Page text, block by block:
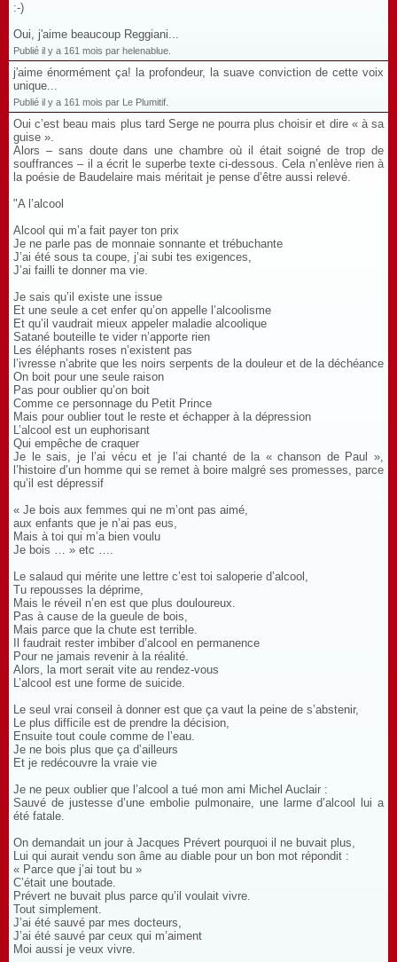
:-)
Oui, j'aime beaucoup Reggiani...
Publié il y a 161 mois par helenablue.
j'aime énormément ça! la profondeur, la suave conviction de cette voix
unique...
Publié il y a 161 mois par Le Plumitif.
Oui c’est beau mais plus tard Serge ne pourra plus choisir et dire « à sa
guise ».
Alors – sans doute dans une chambre où il était soigné de trop de
souffrances – il a écrit le superbe texte ci-dessous. Cela n’enlève rien à
la poésie de Baudelaire mais méritait je pense d’être aussi relevé.
"A l’alcool
Alcool qui m’a fait payer ton prix
Je ne parle pas de monnaie sonnante et trébuchante
J’ai été sous ta coupe, j’ai subi tes exigences,
J’ai failli te donner ma vie.
Je sais qu’il existe une issue
Et une seule a cet enfer qu’on appelle l’alcoolisme
Et qu’il vaudrait mieux appeler maladie alcoolique
Satané bouteille te vider n’apporte rien
Les éléphants roses n’existent pas
l’ivresse n’abrite que les noirs serpents de la douleur et de la déchéance
On boit pour une seule raison
Pas pour oublier qu’on boit
Comme ce personnage du Petit Prince
Mais pour oublier tout le reste et échapper à la dépression
L’alcool est un euphorisant
Qui empêche de craquer
Je le sais, je l’ai vécu et je l’ai chanté de la « chanson de Paul »,
l’histoire d’un homme qui se remet à boire malgré ses promesses, parce
qu’il est dépressif
« Je bois aux femmes qui ne m’ont pas aimé,
aux enfants que je n’ai pas eus,
Mais à toi qui m’a bien voulu
Je bois … » etc ….
Le salaud qui mérite une lettre c’est toi saloperie d’alcool,
Tu repousses la déprime,
Mais le réveil n’en est que plus douloureux.
Pas à cause de la gueule de bois,
Mais parce que la chute est terrible.
Il faudrait rester imbiber d’alcool en permanence
Pour ne jamais revenir à la réalité.
Alors, la mort serait vite au rendez-vous
L’alcool est une forme de suicide.
Le seul vrai conseil à donner est que ça vaut la peine de s’abstenir,
Le plus difficile est de prendre la décision,
Ensuite tout coule comme de l’eau.
Je ne bois plus que ça d’ailleurs
Et je redécouvre la vraie vie
Je ne peux oublier que l’alcool a tué mon ami Michel Auclair :
Sauvé de justesse d’une embolie pulmonaire, une larme d’alcool lui a
été fatale.
On demandait un jour à Jacques Prévert pourquoi il ne buvait plus,
Lui qui aurait vendu son âme au diable pour un bon mot répondit :
« Parce que j’ai tout bu »
C’était une boutade.
Prévert ne buvait plus parce qu’il voulait vivre.
Tout simplement.
J’ai été sauvé par mes docteurs,
J’ai été sauvé par ceux qui m’aiment
Moi aussi je veux vivre.